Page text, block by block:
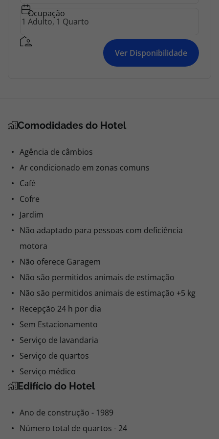
Ocupação
Ver Disponibilidade
Comodidades do Hotel
Agência de câmbios
Ar condicionado em zonas comuns
Café
Cofre
Jardim
Não adaptado para pessoas com deficiência
motora
Não oferece Garagem
Não são permitidos animais de estimação
Não são permitidos animais de estimação +5 kg
Recepção 24 h por dia
Sem Estacionamento
Serviço de lavandaria
Serviço de quartos
Serviço médico
Edifício do Hotel
Ano de construção - 1989
Número total de quartos - 24